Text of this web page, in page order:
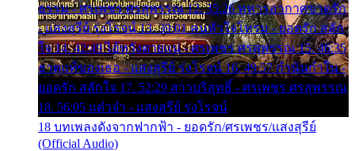
ธรรม - ศรเพชร ศรสุพรรณ 12. 35:26 ทหารอากาศขาดรัก
- แสงสุรีย์ รุ่งโรจน์ 13. 39:01 คนหัวใจโทรม - ยอดรัก สลัก
ใจ 14. 42:49 ไอ้หวังตายแน่ - ศรเพชร ศรสุพรรณ 15. 46:35
ธาตุแท้ของเธอ - แสงสุรีย์ รุ่งโรจน์ 16. 49:57 กำนันกำใน -
ยอดรัก สลักใจ 17. 52:29 สาวบริสุทธิ์ - ศรเพชร ศรสุพรรณ
18. 56:05 แต๋วจ๋า - แสงสุรีย์ รุ่งโรจน์
18 บทเพลงดังจากฟากฟ้า - ยอดรัก/ศรเพชร/แสงสุรีย์
(Official Audio)